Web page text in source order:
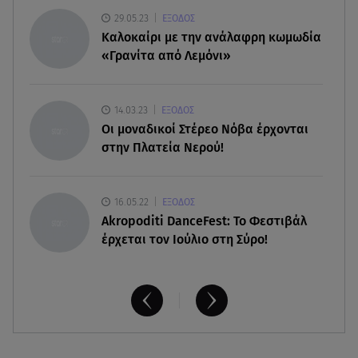
08.08.26 , 17:32
Τζο Μπάιντεν: Ο καρκίνος έχει εξαπλωθεί - Η
ανακοίνωση του γιου του
Ανδρομάχη: «Είσαι το φως στη ζωή μου» – Η νέα
ανάρτηση με τον γιο της
29.05.23 ΕΞΟΔΟΣ
Καλοκαίρι με την ανάλαφρη κωμωδία
«Γρανίτα από Λεμόνι»
14.03.23 ΕΞΟΔΟΣ
Οι μοναδικοί Στέρεο Νόβα έρχονται
στην Πλατεία Νερού!
16.05.22 ΕΞΟΔΟΣ
Akropoditi DanceFest: Το Φεστιβάλ
έρχεται τον Ιούλιο στη Σύρο!